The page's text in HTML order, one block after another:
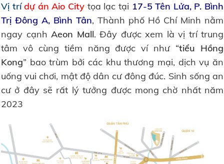
Vị trí dự án Aio City tọa lạc tại 17-5 Tên Lửa, P. Bình
Trị Đông A, Bình Tân, Thành phố Hồ Chí Minh nằm
ngay cạnh Aeon Mall. Đây được xem là vị trí trung
tâm vô cùng tiềm năng được ví như “tiểu Hồng
Kong” bao trùm bởi các khu thương mại, dịch vụ ăn
uống vui chơi, mật độ dân cư đông đúc. Sinh sống an
cư ở đây sẽ rất lý tưởng được mong chờ nhất năm
2023